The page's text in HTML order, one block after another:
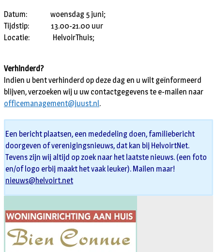
Datum: woensdag 5 juni;
Tijdstip: 13.00-21.00 uur
Locatie: HelvoirThuis;
Verhinderd?
Indien u bent verhinderd op deze dag en u wilt geïnformeerd
blijven, verzoeken wij u uw contactgegevens te e-mailen naar
officemanagement@juust.nl.
Een bericht plaatsen, een mededeling doen, familiebericht
doorgeven of verenigingsnieuws, dat kan bij HelvoirtNet.
Tevens zijn wij altijd op zoek naar het laatste nieuws. (een foto
en/of logo erbij maakt het vaak leuker). Mailen maar!
nieuws@helvoirt.net